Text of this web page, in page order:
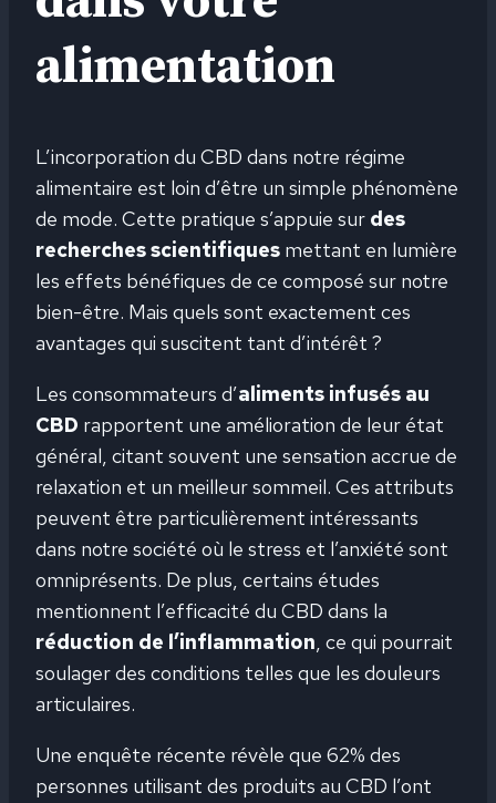
alimentation
L’incorporation du CBD dans notre régime
alimentaire est loin d’être un simple phénomène
de mode. Cette pratique s’appuie sur des
recherches scientifiques mettant en lumière
les effets bénéfiques de ce composé sur notre
bien-être. Mais quels sont exactement ces
avantages qui suscitent tant d’intérêt ?
Les consommateurs d’aliments infusés au
CBD rapportent une amélioration de leur état
général, citant souvent une sensation accrue de
relaxation et un meilleur sommeil. Ces attributs
peuvent être particulièrement intéressants
dans notre société où le stress et l’anxiété sont
omniprésents. De plus, certains études
mentionnent l’efficacité du CBD dans la
réduction de l’inflammation, ce qui pourrait
soulager des conditions telles que les douleurs
articulaires.
Une enquête récente révèle que 62% des
personnes utilisant des produits au CBD l’ont